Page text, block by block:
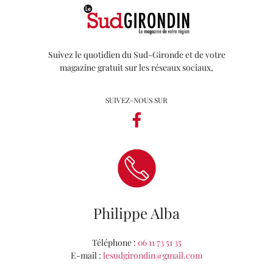
Suivez le quotidien du Sud-Gironde et de votre
magazine gratuit sur les réseaux sociaux,
SUIVEZ-NOUS SUR
Philippe Alba
Téléphone : 06 11 73 51 35
E-mail : lesudgirondin@gmail.com